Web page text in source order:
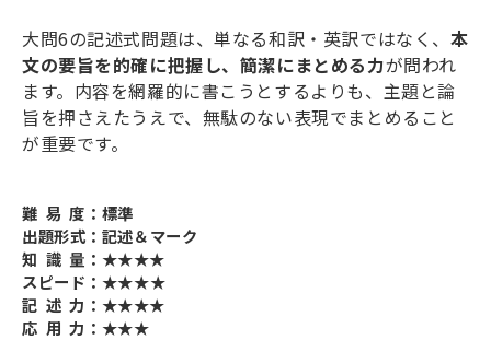
大問6の記述式問題は、単なる和訳・英訳ではなく、 本
文の要旨を的確に把握し、簡潔にまとめる力が問われ
ます。内容を網羅的に書こうとするよりも、主題と論
旨を押さえたうえで、無駄のない表現でまとめること
が重要です。
難 易 度：標準
出題形式：記述＆マーク
知 識 量：★★★★
スピード：★★★★
記 述 力：★★★★
応 用 力：★★★